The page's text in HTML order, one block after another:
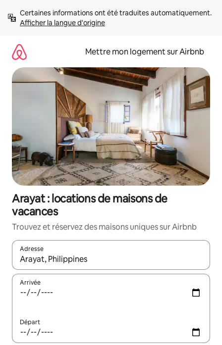
directement
Afficher la langue d'origine
Mettre mon logement sur Airbnb
Arayat : locations de maisons de
vacances
Trouvez et réservez des maisons uniques sur Airbnb
Adresse
Lorsque les résultats s'affichent, utilisez les flèches vers le
Arrivée
Départ